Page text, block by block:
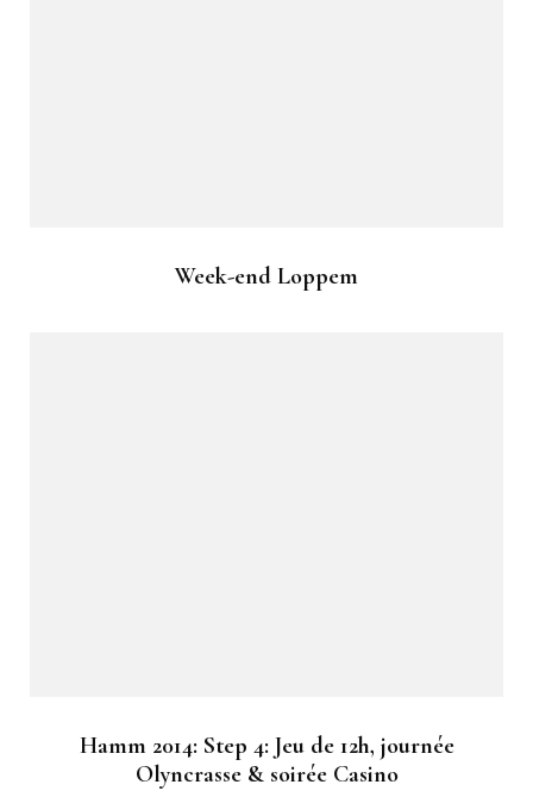
Week-end Loppem
Hamm 2014: Step 4: Jeu de 12h, journée
Olyncrasse & soirée Casino